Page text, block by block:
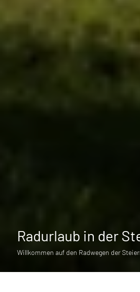
Radurlaub in der
Willkommen auf den Radwegen der